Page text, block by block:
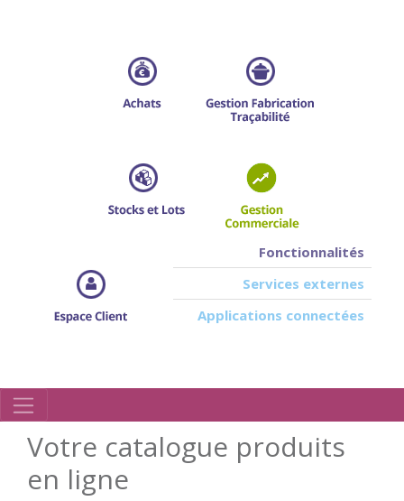
Fonctionnalités
Services externes
Applications connectées
Votre catalogue produits
en ligne